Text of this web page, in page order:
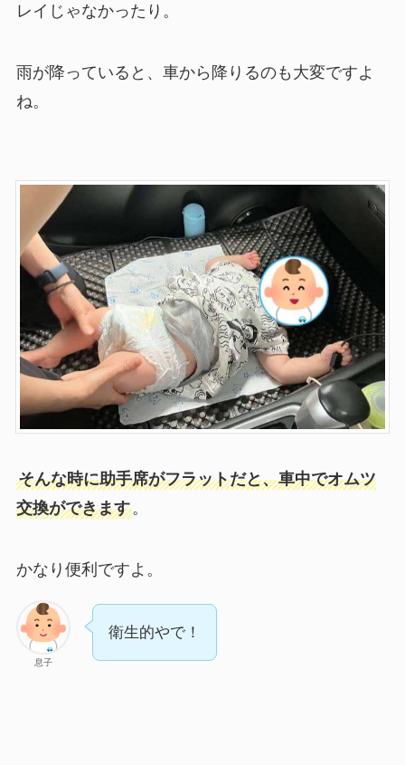
レイじゃなかったり。
雨が降っていると、車から降りるのも大変ですよ
ね。
そんな時に助手席がフラットだと、車中でオムツ
交換ができます。
かなり便利ですよ。
息子
衛生的やで！